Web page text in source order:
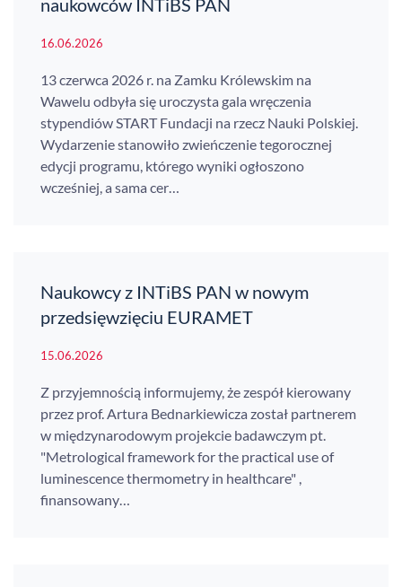
naukowców INTiBS PAN
16.06.2026
13 czerwca 2026 r. na Zamku Królewskim na
Wawelu odbyła się uroczysta gala wręczenia
stypendiów START Fundacji na rzecz Nauki Polskiej.
Wydarzenie stanowiło zwieńczenie tegorocznej
edycji programu, którego wyniki ogłoszono
wcześniej, a sama cer…
Naukowcy z INTiBS PAN w nowym
przedsięwzięciu EURAMET
15.06.2026
Z przyjemnością informujemy, że zespół kierowany
przez prof. Artura Bednarkiewicza został partnerem
w międzynarodowym projekcie badawczym pt.
"Metrological framework for the practical use of
luminescence thermometry in healthcare" ,
finansowany…